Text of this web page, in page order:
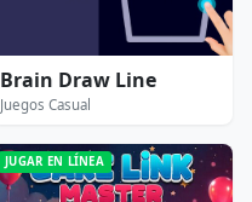
Brain Draw Line
Juegos Casual
JUGAR EN LÍNEA